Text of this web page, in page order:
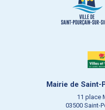
Mairie de
11 place
03500 Saint-